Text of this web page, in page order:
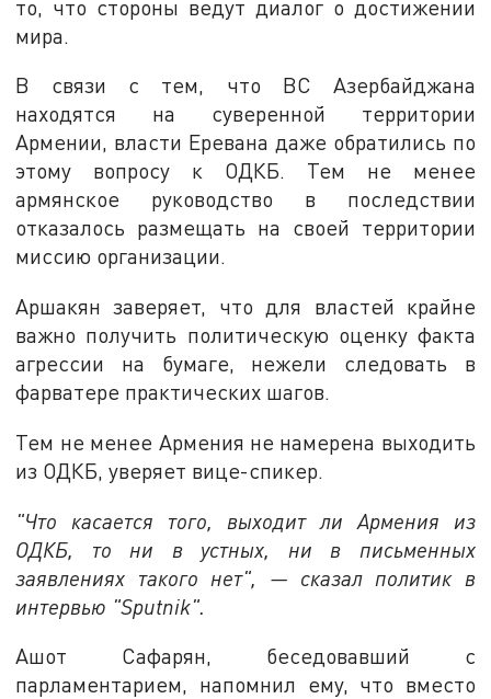
то, что стороны ведут диалог о достижении
мира.
В связи с тем, что ВС Азербайджана
находятся на суверенной территории
Армении, власти Еревана даже обратились по
этому вопросу к ОДКБ. Тем не менее
армянское руководство в последствии
отказалось размещать на своей территории
миссию организации.
Аршакян заверяет, что для властей крайне
важно получить политическую оценку факта
агрессии на бумаге, нежели следовать в
фарватере практических шагов.
Тем не менее Армения не намерена выходить
из ОДКБ, уверяет вице-спикер.
"Что касается того, выходит ли Армения из
ОДКБ, то ни в устных, ни в письменных
заявлениях такого нет", — сказал политик в
интервью "Sputnik".
Ашот Сафарян, беседовавший с
парламентарием, напомнил ему, что вместо